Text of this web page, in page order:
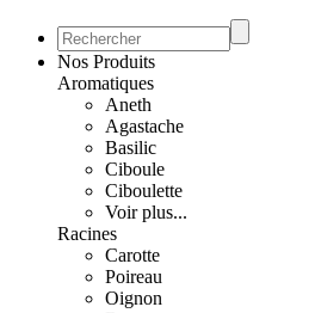
Nos Produits
Aromatiques
Aneth
Agastache
Basilic
Ciboule
Ciboulette
Voir plus...
Racines
Carotte
Poireau
Oignon